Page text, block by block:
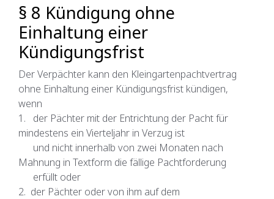
§ 8 Kündigung ohne
Einhaltung einer
Kündigungsfrist
Der Verpächter kann den Kleingartenpachtvertrag
ohne Einhaltung einer Kündigungsfrist kündigen,
wenn
1. der Pächter mit der Entrichtung der Pacht für
mindestens ein Vierteljahr in Verzug ist
und nicht innerhalb von zwei Monaten nach
Mahnung in Textform die fällige Pachtforderung
erfüllt oder
2. der Pächter oder von ihm auf dem